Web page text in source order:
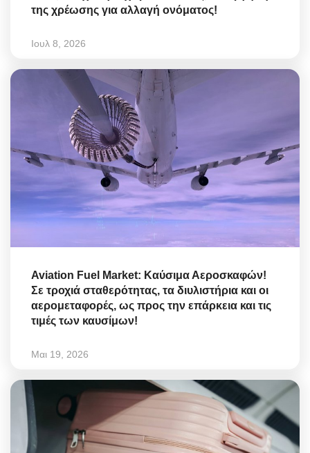
της χρέωσης για αλλαγή ονόματος!
Ιουλ 8, 2026
Aviation Fuel Market: Καύσιμα Αεροσκαφών!
Σε τροχιά σταθερότητας, τα διυλιστήρια και οι
αερομεταφορές, ως προς την επάρκεια και τις
τιμές των καυσίμων!
Μαι 19, 2026